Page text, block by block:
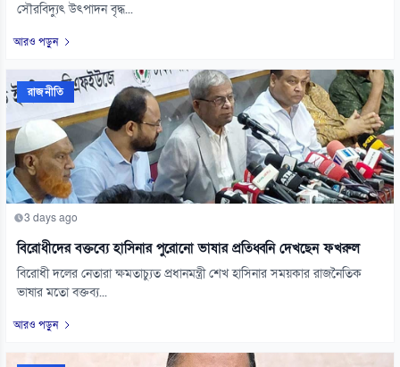
সৌরবিদ্যুৎ উৎপাদন বৃদ্ধ...
আরও পড়ুন
রাজনীতি
3 days ago
বিরোধীদের বক্তব্যে হাসিনার পুরোনো ভাষার প্রতিধ্বনি দেখছেন ফখরুল
বিরোধী দলের নেতারা ক্ষমতাচ্যুত প্রধানমন্ত্রী শেখ হাসিনার সময়কার রাজনৈতিক
ভাষার মতো বক্তব্য...
আরও পড়ুন